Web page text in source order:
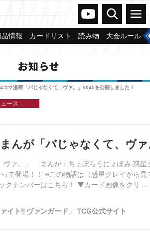
ヴァンガードch
検索 メニュー
品情報 カードリスト 読み物 大会ルール
お知らせ
コマ漫画「バじゃなくて、ヴァ。」#045を公開しました！
ース